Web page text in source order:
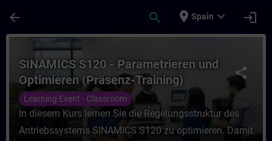
arrow_back search place Spain expand_more login
Course - SINAMICS S120 -
share
SINAMICS S120 - Parametrieren und
Optimieren (Präsenz-Training)
Learning Event - Classroom
In diesem Kurs lernen Sie die Regelungsstruktur des
Antriebssystems SINAMICS S120 zu optimieren. Damit